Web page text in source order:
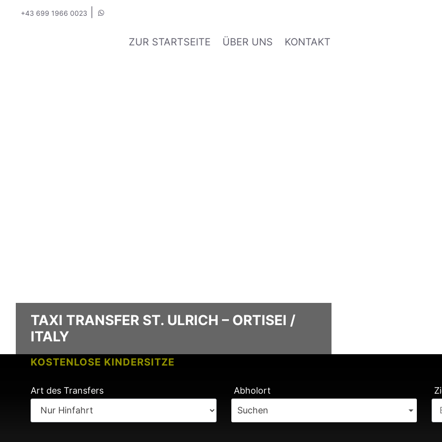
+43 699 1966 0023
ZUR STARTSEITE ÜBER UNS KONTAKT
KOSTENLOSE KINDERSITZE
KEINE GEBÜHREN BEI FLUGVERSPÄTUNG
TAXI TRANSFER ST. ULRICH – ORTISEI /
ITALY
Art des Transfers
Abholort
Suchen